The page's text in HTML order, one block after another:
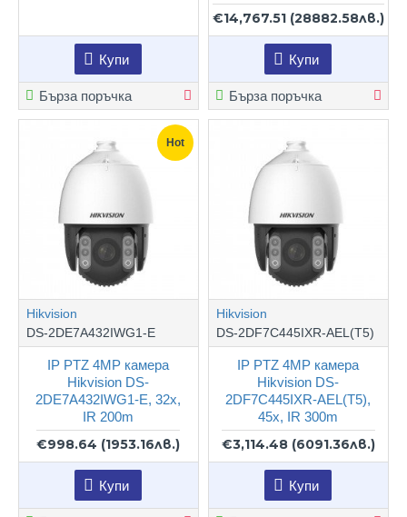
Купи
Бърза поръчка
€14,767.51 (28882.58лв.)
Купи
Бърза поръчка
Hot
Hikvision
DS-2DE7A432IWG1-E
IP PTZ 4MP камера
Hikvision DS-
2DE7A432IWG1-E, 32x,
IR 200m
€998.64 (1953.16лв.)
Купи
Hikvision
DS-2DF7C445IXR-AEL(T5)
IP PTZ 4MP камера
Hikvision DS-
2DF7C445IXR-AEL(T5),
45x, IR 300m
€3,114.48 (6091.36лв.)
Купи